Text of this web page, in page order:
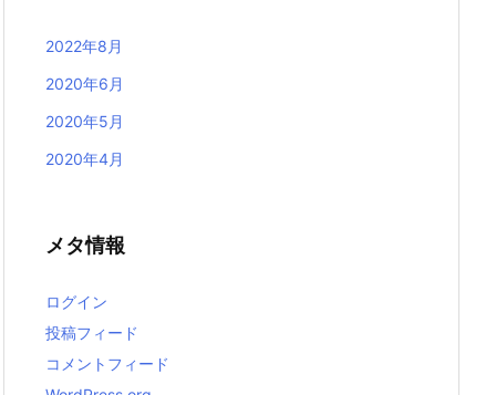
2022年8月
2020年6月
2020年5月
2020年4月
メタ情報
ログイン
投稿フィード
コメントフィード